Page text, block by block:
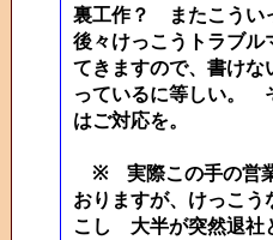
裏工作？ またこうい
後々けっこうトラブル
てきますので、書けな
っているに等しい。
はご対応を。
※ 実際この手の営
おりますが、けっこう
こし 大半が突然退社